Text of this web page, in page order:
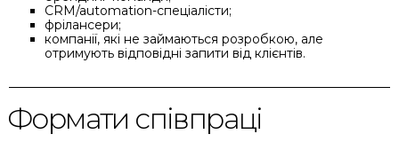
CRM/automation-спеціалісти;
фрілансери;
компанії, які не займаються розробкою, але
отримують відповідні запити від клієнтів.
Формати співпраці